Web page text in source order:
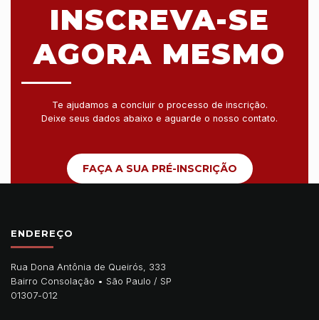
INSCREVA-SE
AGORA MESMO
Te ajudamos a concluir o processo de inscrição.
Deixe seus dados abaixo e aguarde o nosso contato.
FAÇA A SUA PRÉ-INSCRIÇÃO
ENDEREÇO
Rua Dona Antônia de Queirós, 333
Bairro Consolação • São Paulo / SP
01307-012